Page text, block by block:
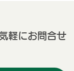
軽にお問合せ